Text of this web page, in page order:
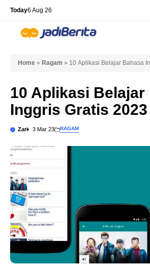
Skip
content
Today6 Aug 26
Home » Ragam » 10 Aplikasi Belajar Bahasa
10 Aplikasi Belajar
Inggris Gratis 2023
Zari 3 Mar 23 RAGAM